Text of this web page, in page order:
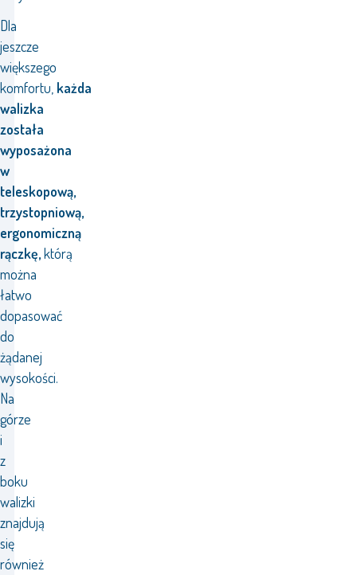
Dla
jeszcze
większego
komfortu, każda
walizka
została
wyposażona
w
teleskopową,
trzystopniową,
ergonomiczną
rączkę,którą
można
łatwo
dopasować
do
żądanej
wysokości.
Na
górze
i
z
boku
walizki
znajdują
się
również